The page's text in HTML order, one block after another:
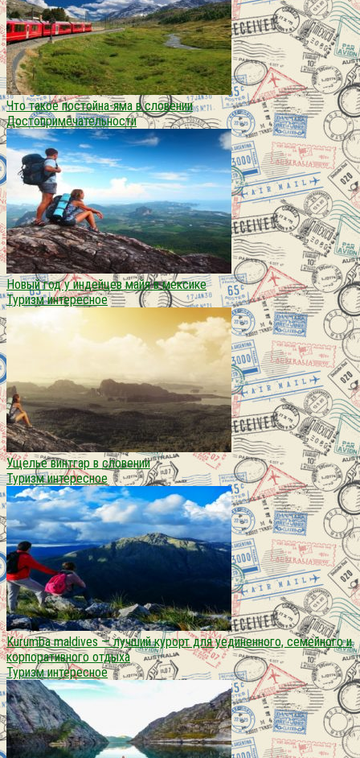
Что такое постойна-яма в словении
Достопримечательности
Новый год у индейцев майя в мексике
Туризм интересное
Ущелье винтгар в словении
Туризм интересное
Kurumba maldives — лучший курорт для уединенного, семейного и
корпоративного отдыха
Туризм интересное